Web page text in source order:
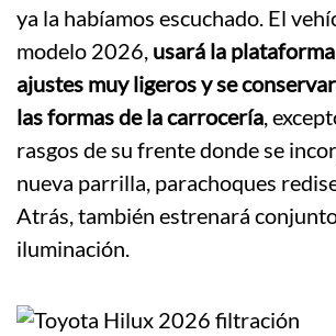
ya la habíamos escuchado. El
modelo 2026, usará la
ajustes muy ligeros y se
las formas de la carrocería,
rasgos de su frente donde se
nueva parrilla, parachoques
Atrás, también estrenará
iluminación.